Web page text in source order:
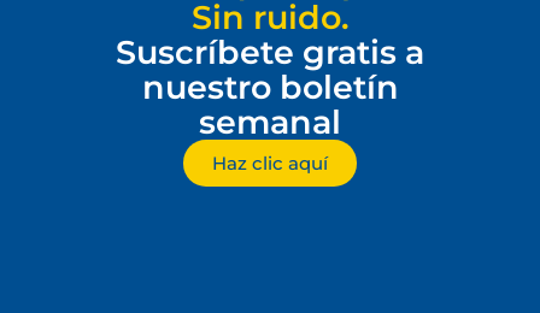
Sin ruido.
Suscríbete gratis a
nuestro boletín
semanal
Haz clic aquí